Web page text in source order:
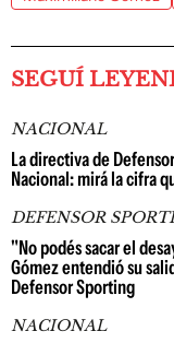
SEGUÍ
NACIONAL
La directiva de
Nacional: mirá la cifra
DEFENSOR
"No podés sacar el
Gómez entendió su
Defensor Sporting
NACIONAL